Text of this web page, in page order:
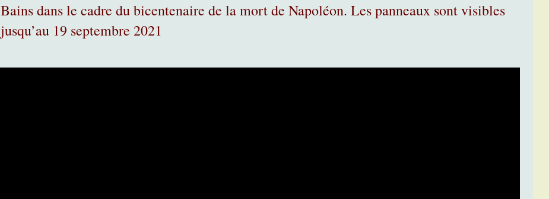
Bains dans le cadre du bicentenaire de la mort de Napoléon. Les panneaux sont visibles
jusqu’au 19 septembre 2021